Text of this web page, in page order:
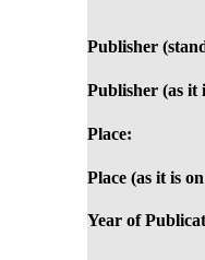
Publisher
Publisher (as it
Place:
Place (as it is
Year of